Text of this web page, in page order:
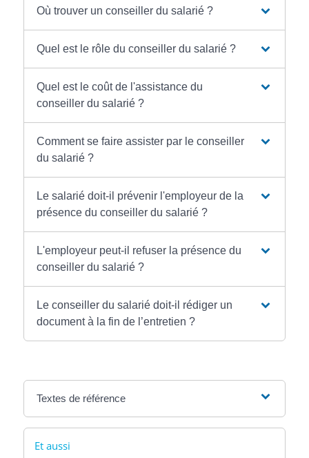
Où trouver un conseiller du salarié ?
Quel est le rôle du conseiller du salarié ?
Quel est le coût de l'assistance du
conseiller du salarié ?
Comment se faire assister par le conseiller
du salarié ?
Le salarié doit-il prévenir l'employeur de la
présence du conseiller du salarié ?
L'employeur peut-il refuser la présence du
conseiller du salarié ?
Le conseiller du salarié doit-il rédiger un
document à la fin de l’entretien ?
Textes de référence
Et aussi